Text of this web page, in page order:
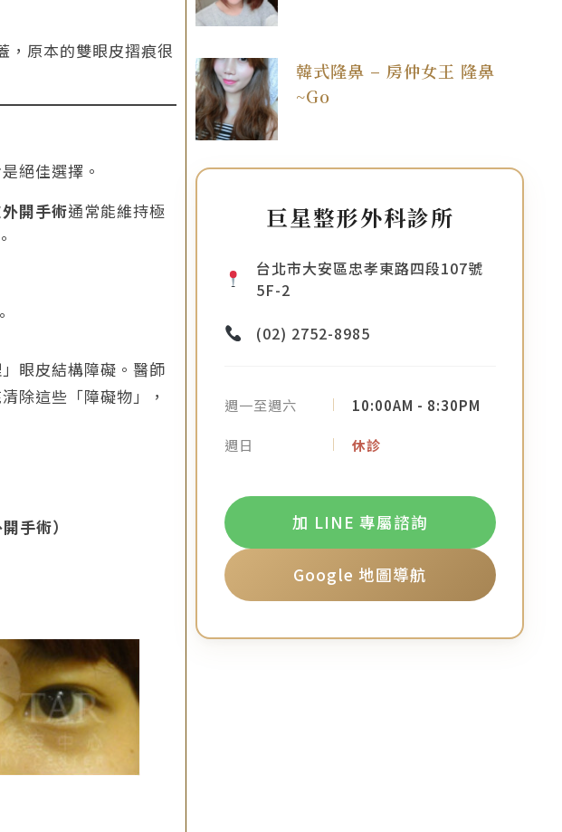
，原本的雙眼皮摺痕很
絕佳選擇。
開手術通常能維持極
眼皮結構障礙。醫師
除這些「障礙物」，
手術）
韓式隆鼻 – 房仲女王 隆鼻
~Go
巨星整形外科診所
台北市大安區忠孝東路四段107號
5F-2
(02) 2752-8985
週一至週六
10:00AM - 8:30PM
週日
休診
加 LINE 專屬諮詢
Google 地圖導航